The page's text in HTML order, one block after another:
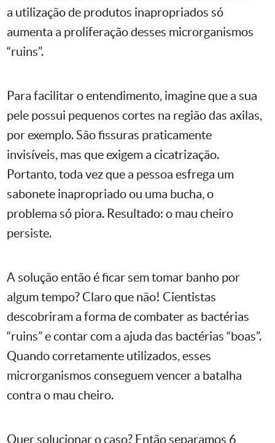
a utilização de produtos inapropriados só
aumenta a proliferação desses microrganismos
“ruins”.
Para facilitar o entendimento, imagine que a sua
pele possui pequenos cortes na região das axilas,
por exemplo. São fissuras praticamente
invisíveis, mas que exigem a cicatrização.
Portanto, toda vez que a pessoa esfrega um
sabonete inapropriado ou uma bucha, o
problema só piora. Resultado: o mau cheiro
persiste.
A solução então é ficar sem tomar banho por
algum tempo? Claro que não! Cientistas
descobriram a forma de combater as bactérias
“ruins” e contar com a ajuda das bactérias “boas”.
Quando corretamente utilizados, esses
microrganismos conseguem vencer a batalha
contra o mau cheiro.
Quer solucionar o caso? Então separamos 6